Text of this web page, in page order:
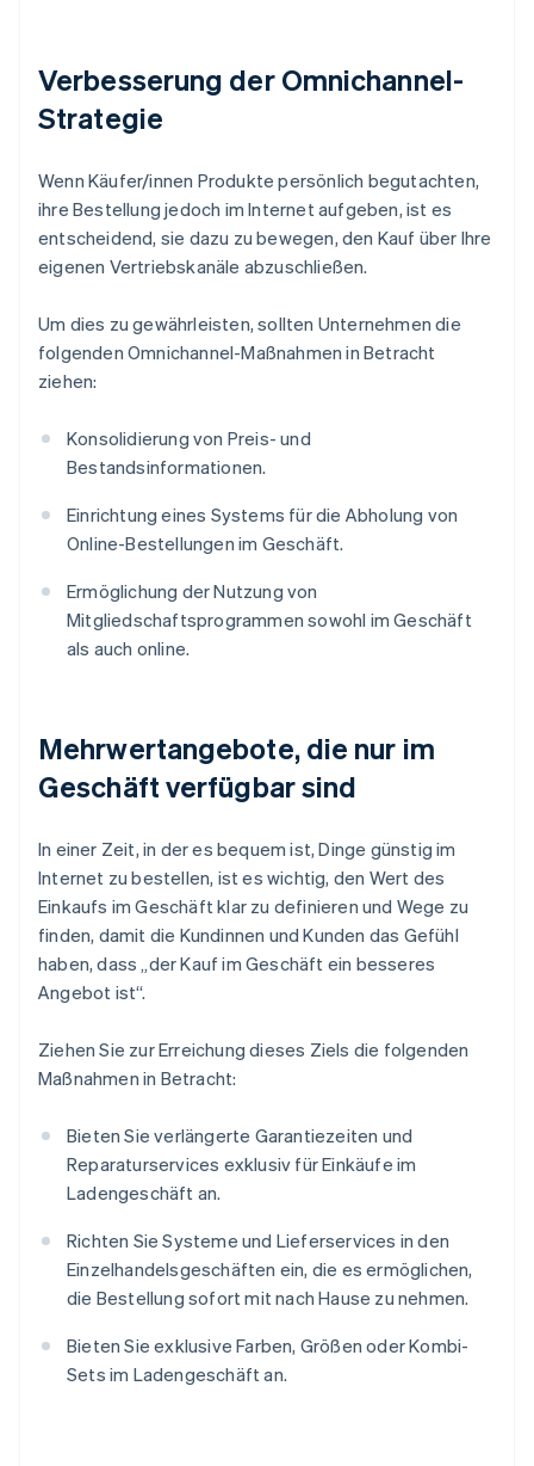
Verbesserung der Omnichannel-
Strategie
Wenn Käufer/innen Produkte persönlich begutachten,
ihre Bestellung jedoch im Internet aufgeben, ist es
entscheidend, sie dazu zu bewegen, den Kauf über Ihre
eigenen Vertriebskanäle abzuschließen.
Um dies zu gewährleisten, sollten Unternehmen die
folgenden Omnichannel-Maßnahmen in Betracht
ziehen:
Konsolidierung von Preis- und
Bestandsinformationen.
Einrichtung eines Systems für die Abholung von
Online-Bestellungen im Geschäft.
Ermöglichung der Nutzung von
Mitgliedschaftsprogrammen sowohl im Geschäft
als auch online.
Mehrwertangebote, die nur im
Geschäft verfügbar sind
In einer Zeit, in der es bequem ist, Dinge günstig im
Internet zu bestellen, ist es wichtig, den Wert des
Einkaufs im Geschäft klar zu definieren und Wege zu
finden, damit die Kundinnen und Kunden das Gefühl
haben, dass „der Kauf im Geschäft ein besseres
Angebot ist“.
Ziehen Sie zur Erreichung dieses Ziels die folgenden
Maßnahmen in Betracht:
Bieten Sie verlängerte Garantiezeiten und
Reparaturservices exklusiv für Einkäufe im
Ladengeschäft an.
Richten Sie Systeme und Lieferservices in den
Einzelhandelsgeschäften ein, die es ermöglichen,
die Bestellung sofort mit nach Hause zu nehmen.
Bieten Sie exklusive Farben, Größen oder Kombi-
Sets im Ladengeschäft an.